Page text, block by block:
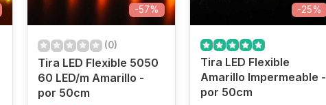
-57%
(0)
Tira LED Flexible 5050
60 LED/m Amarillo -
por 50cm
-25%
Tira LED Flexible
Amarillo Impermeable -
por 50cm